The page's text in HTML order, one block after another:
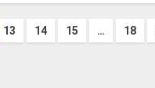
13 14 15 … 18